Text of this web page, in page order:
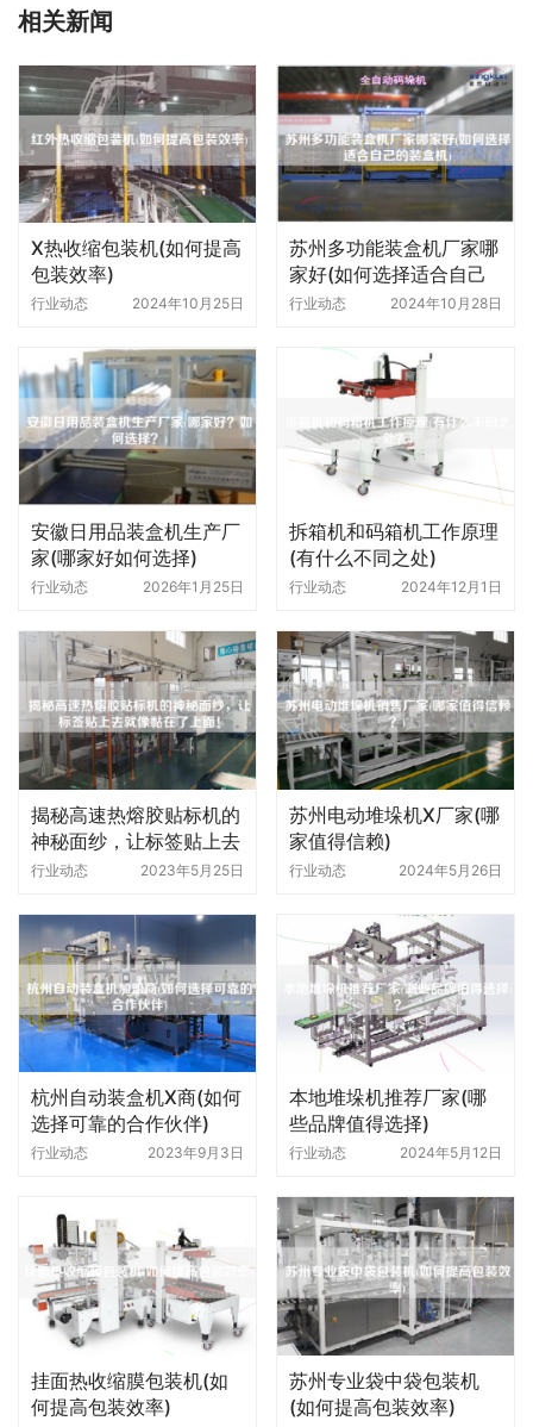
相关新闻
X热收缩包装机(如何提高
包装效率)
行业动态 2024年10月25日
苏州多功能装盒机厂家哪
家好(如何选择适合自己
的装盒机)
行业动态 2024年10月28日
安徽日用品装盒机生产厂
家(哪家好如何选择)
行业动态 2026年1月25日
拆箱机和码箱机工作原理
(有什么不同之处)
行业动态 2024年12月1日
揭秘高速热熔胶贴标机的
神秘面纱，让标签贴上去
就像黏在了上面！
行业动态 2023年5月25日
苏州电动堆垛机X厂家(哪
家值得信赖)
行业动态 2024年5月26日
杭州自动装盒机X商(如何
选择可靠的合作伙伴)
行业动态 2023年9月3日
本地堆垛机推荐厂家(哪
些品牌值得选择)
行业动态 2024年5月12日
挂面热收缩膜包装机(如
何提高包装效率)
苏州专业袋中袋包装机
(如何提高包装效率)